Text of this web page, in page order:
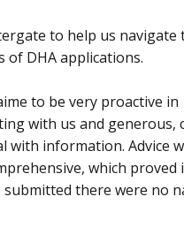
to help us navigate
of DHA applications.
to be very proactive in
with us and generous,
with information. Advice
which proved
submitted there were no